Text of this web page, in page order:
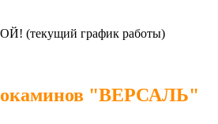
график работы)
"ВЕРСАЛЬ"